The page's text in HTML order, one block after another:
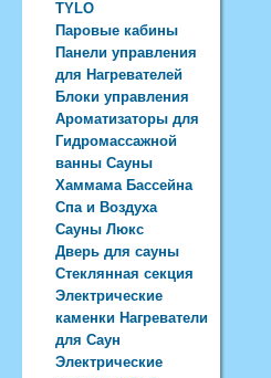
TYLO
Паровые кабины
Панели управления
для Нагревателей
Блоки управления
Ароматизаторы для
Гидромассажной
ванны Сауны
Хаммама Бассейна
Спа и Воздуха
Сауны Люкс
Дверь для сауны
Стеклянная секция
Электрические
каменки Нагреватели
для Саун
Электрические